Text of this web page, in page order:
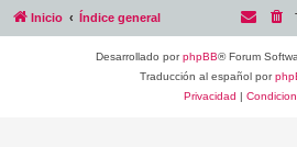
Inicio Índice general
Desarrollado porphpBB® Forum
Traducción al español por
Privacidad |